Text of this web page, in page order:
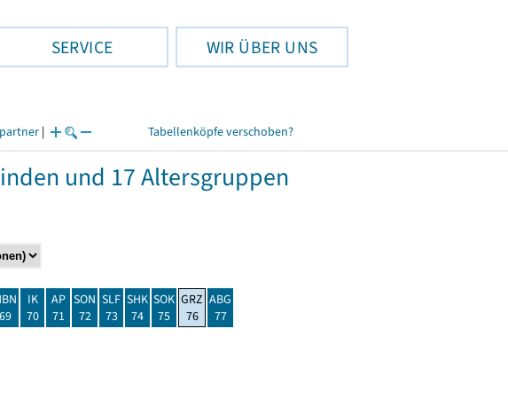
SERVICE WIR ÜBER UNS
| Tabellenköpfe verschoben?
und 17 Altersgruppen
69
IK
70
AP
71
SON
72
SLF
73
SHK
74
SOK
75
GRZ
76
ABG
77